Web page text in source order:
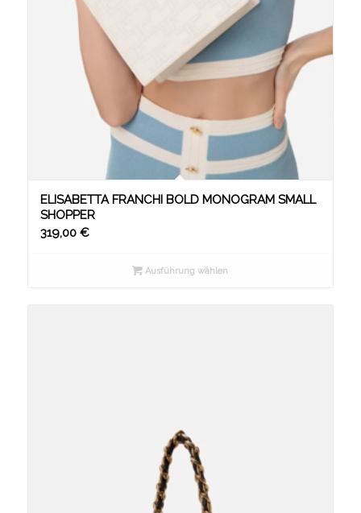
ELISABETTA FRANCHI BOLD MONOGRAM SMALL
SHOPPER
319,00 €
Ausführung wählen